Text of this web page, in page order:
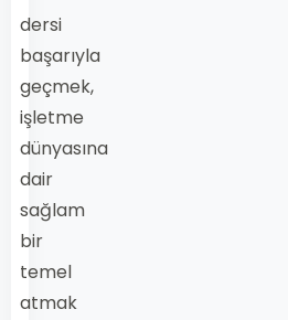
dersi
başarıyla
geçmek,
işletme
dünyasına
dair
sağlam
bir
temel
atmak